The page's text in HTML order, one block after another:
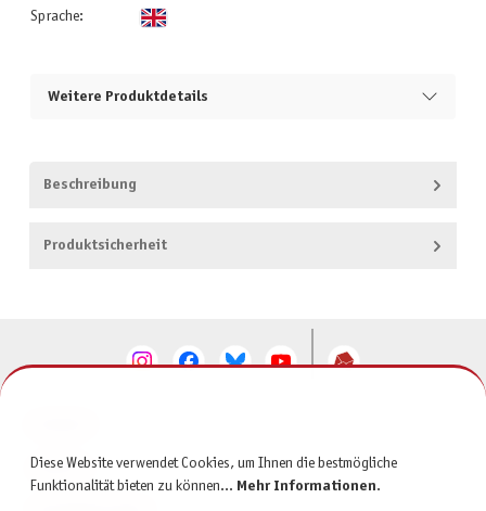
Sprache:
Weitere Produktdetails
Beschreibung
Produktsicherheit
SERVICE
Diese Website verwendet Cookies, um Ihnen die bestmögliche
Funktionalität bieten zu können... Mehr Informationen.